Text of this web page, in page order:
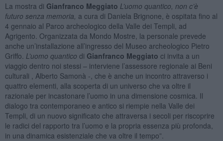
La mostra di Gianfranco Meggiato L’uomo quantico, non c’è
futuro senza memoria, a cura di Daniela Brignone, è ospitata fino al
4 gennaio al Parco archeologico della Valle dei Templi, ad
Agrigento. Organizzata da Mondo Mostre, la personale prevede
anche un’installazione all’ingresso del Museo archeologico Pietro
Griffo. L’uomo quantico di Gianfranco Meggiato ci invita a un
viaggio dentro noi stessi – interviene l’assessore regionale ai Beni
culturali , Alberto Samonà -, che è anche un incontro attraverso i
quattro elementi, alla scoperta di un universo che va oltre il
razionale per incastonare l’uomo in una dimensione cosmica. Il
dialogo tra contemporaneo e antico si riempie nella Valle dei
Templi, di un nuovo significato che attraversa i secoli per riscoprire
le radici del rapporto tra l’uomo e la propria essenza più profonda,
in una dinamica esistenziale che va oltre il tempo”.